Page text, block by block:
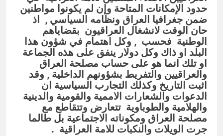
حدود الإمكانات المتاحة وإن لم يكونوا مواطنين
ضمن جغرافيا العراق ونظامه السياسي , اذ
حان الوقت لانشغال العراقيون بقضاياهم
الوطنية فحسب , وكل اهتمام في شؤون هذا
البلد او ذاك وكل دولار ينفق على هذه الجماعة
او تلك انما هو على حساب مصلحة العراق
والعراقيين والتفريط بشؤونهم الداخلية , وقد
اثبت التاريخ وكذلك التجارب السياسية ان
الدعوات والشعارات الاممية والقومية والدينية
والهلامية والطوباوية تتعارض وتتقاطع مع
مصلحة العراق ومكوناته الاجتماعية بل طالما
جرت الويلات والنكبات للامة العراقية .